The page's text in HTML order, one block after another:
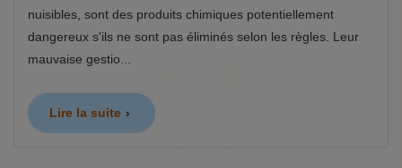
nuisibles, sont des produits chimiques potentiellement
dangereux s'ils ne sont pas éliminés selon les règles. Leur
mauvaise gestio...
Lire la suite